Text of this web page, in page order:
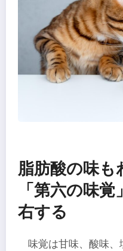
脂肪酸の味
「第六の味
右する
味覚は甘味、酸味